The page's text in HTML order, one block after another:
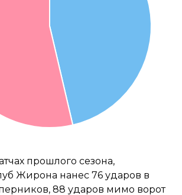
прошлого сезона,
Жирона нанес 76 ударов в
88 ударов мимо ворот